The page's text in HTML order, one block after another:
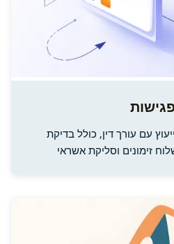
עם עורך דין, כולל בדיקת
זימונים וסליקת אשראי